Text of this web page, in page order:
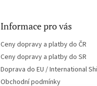
Informace pro vás
Ceny dopravy a platby do ČR
Ceny dopravy a platby do SR
Doprava do EU / International
Obchodní podmínky